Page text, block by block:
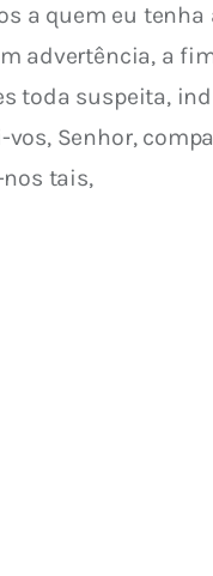
a quem eu
advertência, a
toda suspeita,
Senhor,
tais,